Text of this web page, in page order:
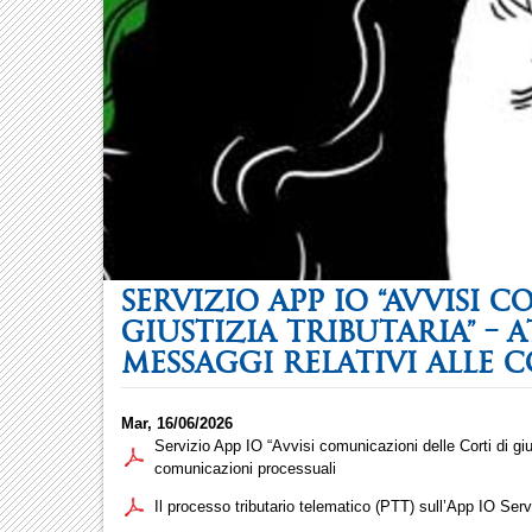
SERVIZIO APP IO “AVVISI
GIUSTIZIA TRIBUTARIA” –
MESSAGGI RELATIVI ALLE
Mar, 16/06/2026
Servizio App IO “Avvisi comunicazioni delle Corti di
comunicazioni processuali
Il processo tributario telematico (PTT) sull’App IO